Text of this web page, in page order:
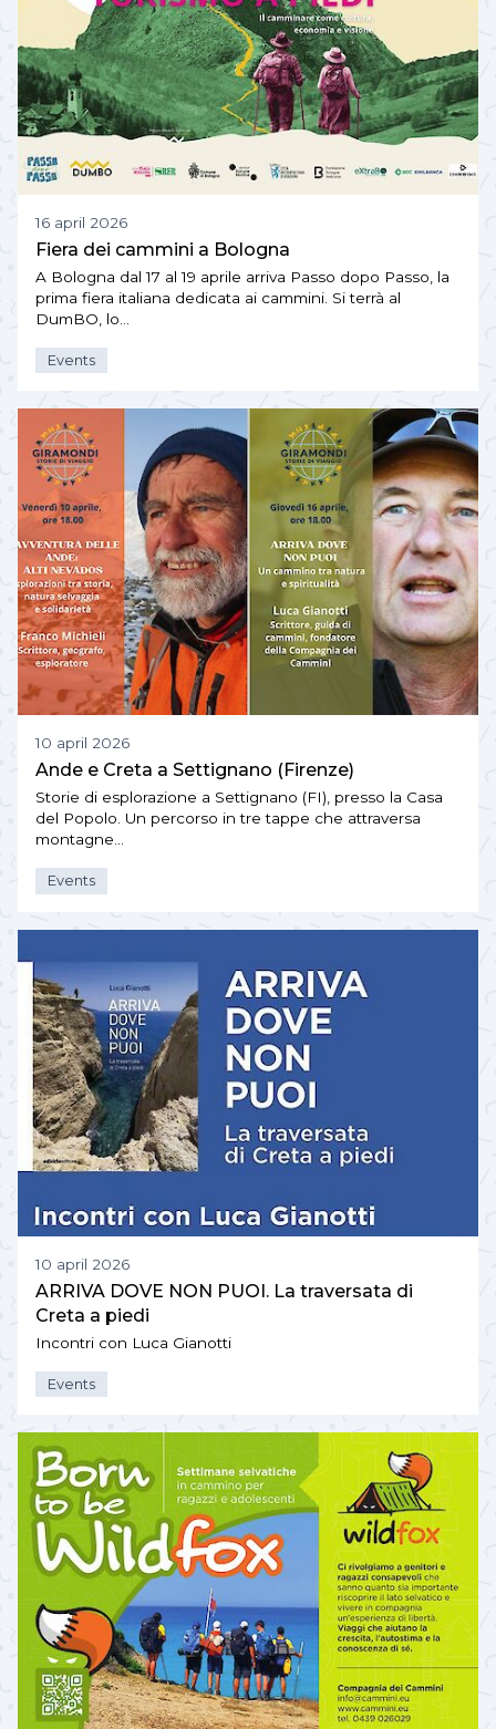
16 april 2026
Fiera dei cammini a Bologna
A Bologna dal 17 al 19 aprile arriva Passo dopo Passo, la
prima fiera italiana dedicata ai cammini. Si terrà al
DumBO, lo…
Events
10 april 2026
Ande e Creta a Settignano (Firenze)
Storie di esplorazione a Settignano (FI), presso la Casa
del Popolo. Un percorso in tre tappe che attraversa
montagne…
Events
10 april 2026
ARRIVA DOVE NON PUOI. La traversata di
Creta a piedi
Incontri con Luca Gianotti
Events